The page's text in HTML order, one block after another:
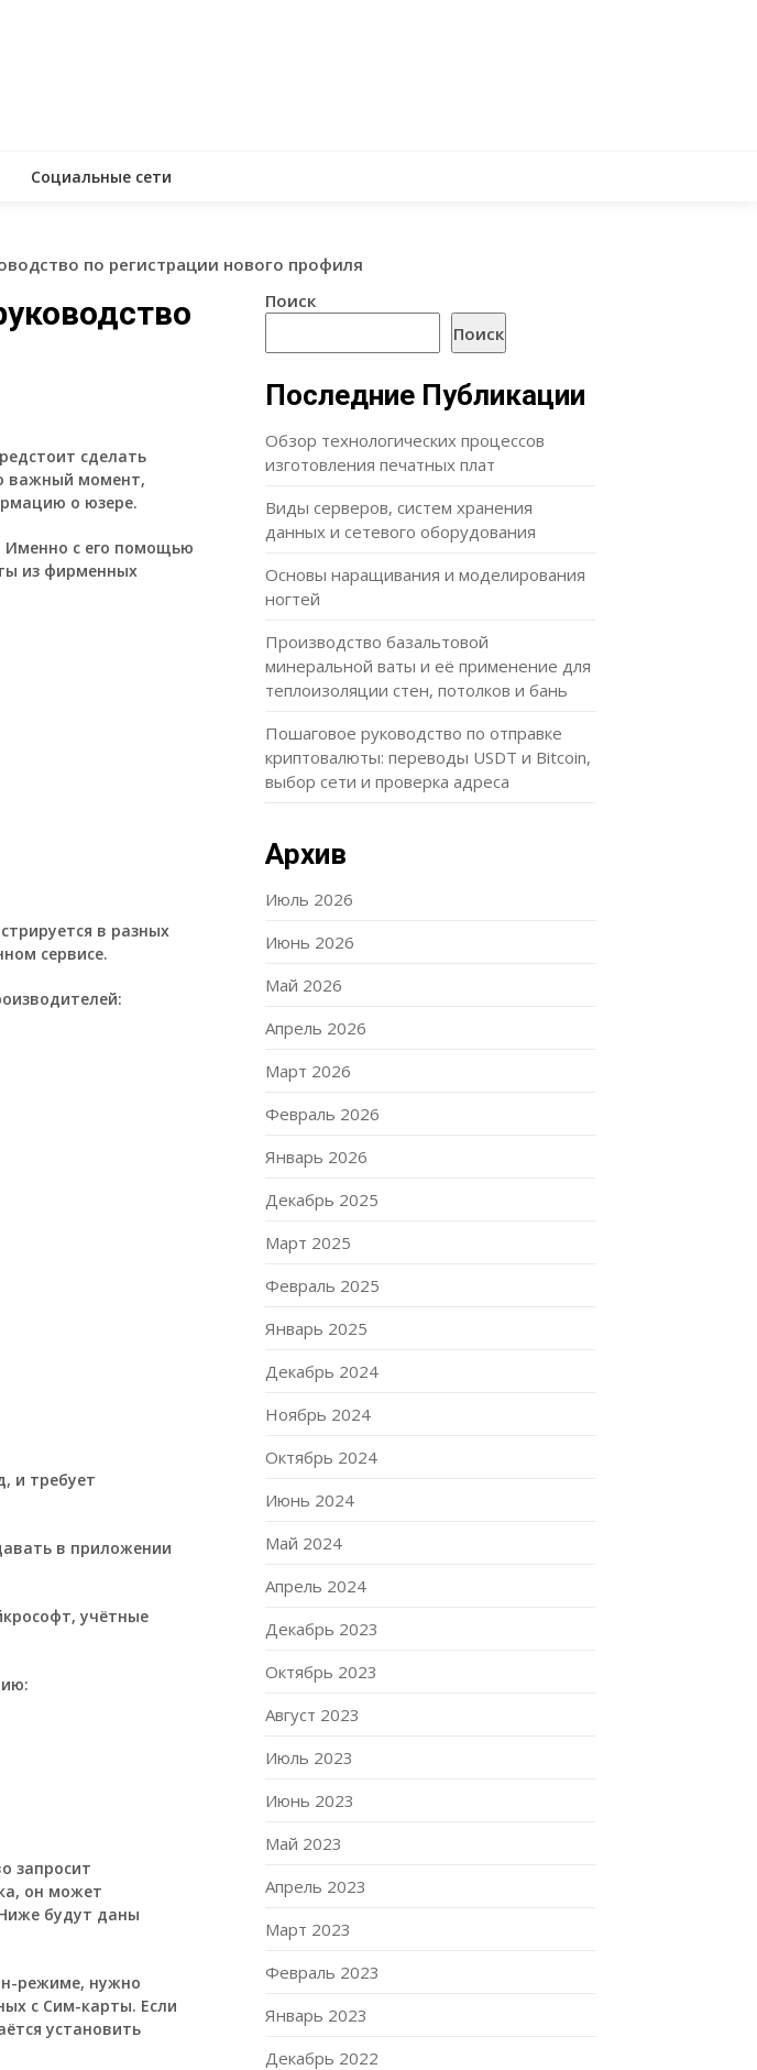
Социальные сети
по регистрации нового профиля
сделать
важный момент,
о юзере.
Именно с его помощью
из фирменных
в разных
сервисе.
и требует
в приложении
учётные
запросит
он может
будут даны
режиме, нужно
с Сим-карты. Если
установить
Поиск
Поиск
Последние Публикации
Обзор технологических процессов
изготовления печатных плат
Виды серверов, систем хранения
данных и сетевого оборудования
Основы наращивания и моделирования
ногтей
Производство базальтовой
минеральной ваты и её применение для
теплоизоляции стен, потолков и бань
Пошаговое руководство по отправке
криптовалюты: переводы USDT и Bitcoin,
выбор сети и проверка адреса
Архив
Июль 2026
Июнь 2026
Май 2026
Апрель 2026
Март 2026
Февраль 2026
Январь 2026
Декабрь 2025
Март 2025
Февраль 2025
Январь 2025
Декабрь 2024
Ноябрь 2024
Октябрь 2024
Июнь 2024
Май 2024
Апрель 2024
Декабрь 2023
Октябрь 2023
Август 2023
Июль 2023
Июнь 2023
Май 2023
Апрель 2023
Март 2023
Февраль 2023
Январь 2023
Декабрь 2022